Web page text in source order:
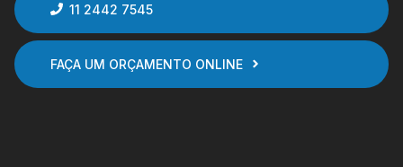
11 2442 7545
FAÇA UM ORÇAMENTO ONLINE